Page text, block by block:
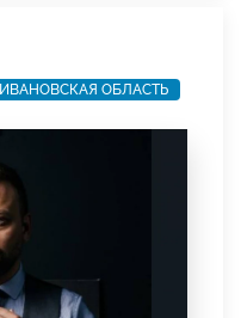
ИВАНОВСКАЯ ОБЛАСТЬ